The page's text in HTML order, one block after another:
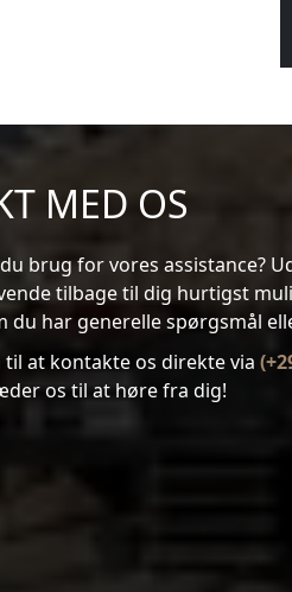
MED OS
brug for vores assistance?
tilbage til dig hurtigst
har generelle spørgsmål
at kontakte os direkte via
os til at høre fra dig!